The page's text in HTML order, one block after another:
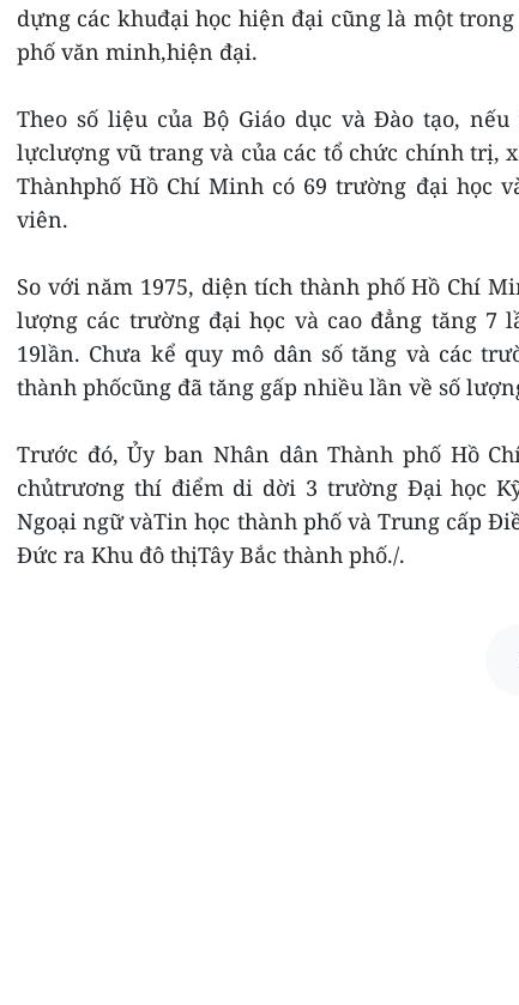
dựng các khuđại học hiện đại cũng là một
phố văn minh,hiện đại.
Theo số liệu của Bộ Giáo dục và Đào tạo,
lựclượng vũ trang và của các tổ chức chính trị,
Thànhphố Hồ Chí Minh có 69 trường đại học
viên.
So với năm 1975, diện tích thành phố Hồ Chí
lượng các trường đại học và cao đẳng tăng 7
19lần. Chưa kể quy mô dân số tăng và các
thành phốcũng đã tăng gấp nhiều lần về số
Trước đó, Ủy ban Nhân dân Thành phố Hồ
chủtrương thí điểm di dời 3 trường Đại học
Ngoại ngữ vàTin học thành phố và Trung cấp
Đức ra Khu đô thịTây Bắc thành phố./.